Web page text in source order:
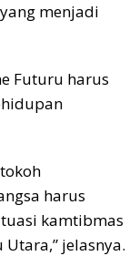
menjadi
Futuru harus
harus
kamtibmas
jelasnya.